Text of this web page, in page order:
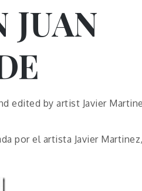
JUAN
edited by artist Javier
por el artista Javier